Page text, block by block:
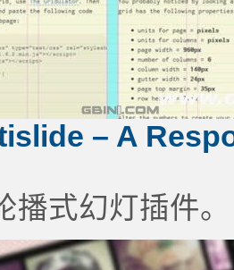
– A
播式幻灯插件。